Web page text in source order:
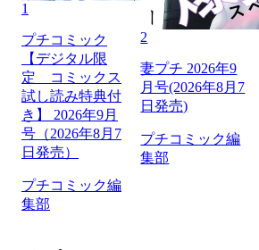
1
プチコミック
【デジタル限
定 コミックス
試し読み特典付
き】 2026年9月
号（2026年8月7
日発売）
プチコミック編
集部
2
妻プチ 2026年9
月号(2026年8月7
日発売)
プチコミック編
集部